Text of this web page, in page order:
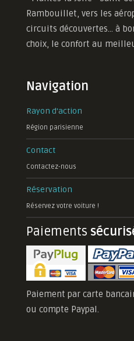
Rambouillet, vers les
circuits découvertes... à
choix, le confort au
Navigation
Rayon d'action
Région parisienne
Contact
Contactez-nous
Réservation
Réservez votre voiture !
Paiements
Paiement par carte
ou compte Paypal.